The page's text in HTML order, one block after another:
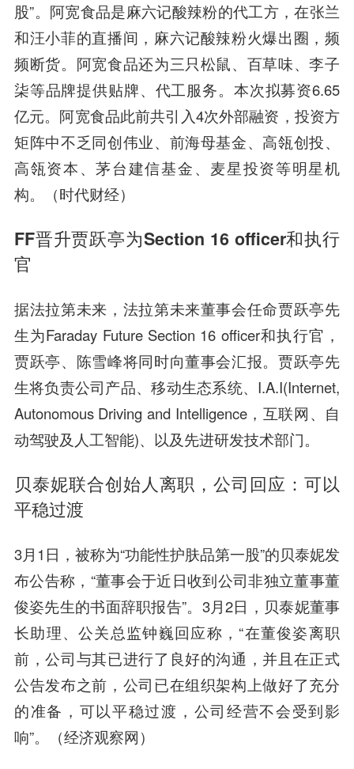
股”。阿宽食品是麻六记酸辣粉的代工方，在张兰
和汪小菲的直播间，麻六记酸辣粉火爆出圈，频
频断货。阿宽食品还为三只松鼠、百草味、李子
柒等品牌提供贴牌、代工服务。本次拟募资6.65
亿元。阿宽食品此前共引入4次外部融资，投资方
矩阵中不乏同创伟业、前海母基金、高瓴创投、
高瓴资本、茅台建信基金、麦星投资等明星机
构。（时代财经）
FF晋升贾跃亭为Section 16 officer和执行
官
据法拉第未来，法拉第未来董事会任命贾跃亭先
生为Faraday Future Section 16 officer和执行官，
贾跃亭、陈雪峰将同时向董事会汇报。贾跃亭先
生将负责公司产品、移动生态系统、I.A.I(Internet,
Autonomous Driving and Intelligence，互联网、自
动驾驶及人工智能)、以及先进研发技术部门。
贝泰妮联合创始人离职，公司回应：可以
平稳过渡
3月1日，被称为“功能性护肤品第一股”的贝泰妮发
布公告称，“董事会于近日收到公司非独立董事董
俊姿先生的书面辞职报告”。3月2日，贝泰妮董事
长助理、公关总监钟巍回应称，“在董俊姿离职
前，公司与其已进行了良好的沟通，并且在正式
公告发布之前，公司已在组织架构上做好了充分
的准备，可以平稳过渡，公司经营不会受到影
响”。（经济观察网）